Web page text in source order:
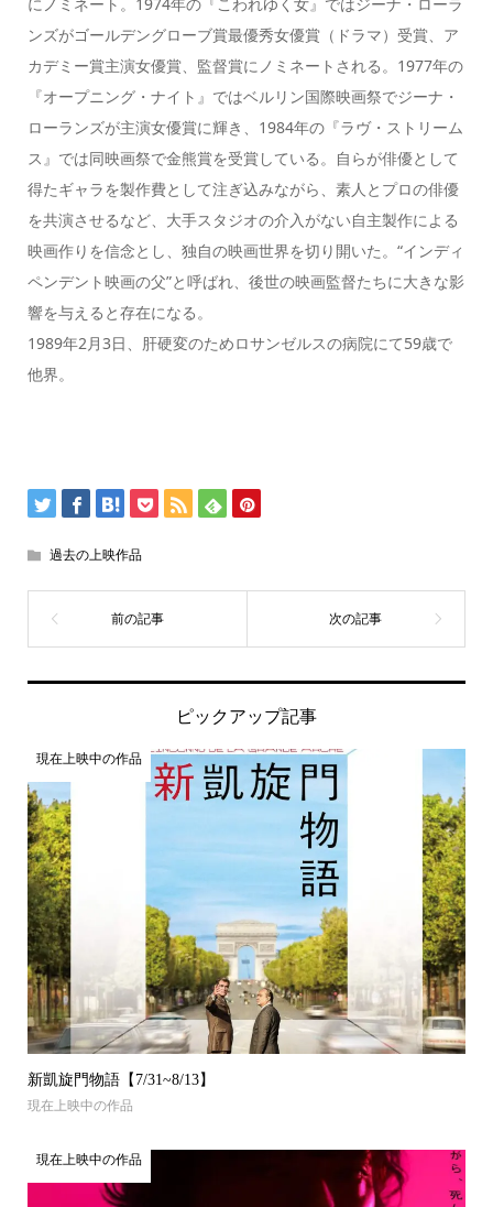
ンズがゴールデングローブ賞最優秀女優賞（ドラマ）受賞、ア
カデミー賞主演女優賞、監督賞にノミネートされる。1977年の
『オープニング・ナイト』ではベルリン国際映画祭でジーナ・
ローランズが主演女優賞に輝き、1984年の『ラヴ・ストリーム
ス』では同映画祭で金熊賞を受賞している。自らが俳優として
得たギャラを製作費として注ぎ込みながら、素人とプロの俳優
を共演させるなど、大手スタジオの介入がない自主製作による
映画作りを信念とし、独自の映画世界を切り開いた。“インディ
ペンデント映画の父”と呼ばれ、後世の映画監督たちに大きな影
響を与えると存在になる。
1989年2月3日、肝硬変のためロサンゼルスの病院にて59歳で
他界。
過去の上映作品
ピックアップ記事
現在上映中の作品
新凱旋門物語【7/31~8/13】
現在上映中の作品
現在上映中の作品